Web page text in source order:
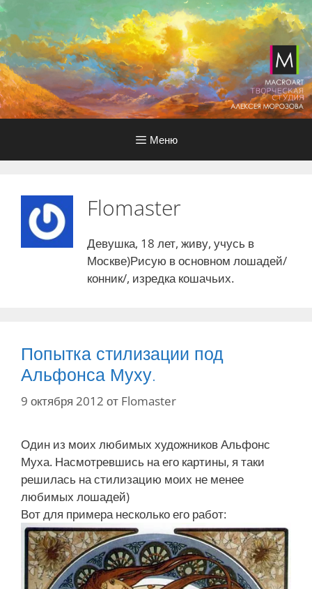
Перейти
к
содержимому
Меню
Flomaster
Девушка, 18 лет, живу, учусь в
Москве)Рисую в основном лошадей/
конник/, изредка кошачьих.
Попытка стилизации под
Альфонса Муху.
9 октября 2012 от Flomaster
Один из моих любимых художников Альфонс
Муха. Насмотревшись на его картины, я таки
решилась на стилизацию моих не менее
любимых лошадей)
Вот для примера несколько его работ: